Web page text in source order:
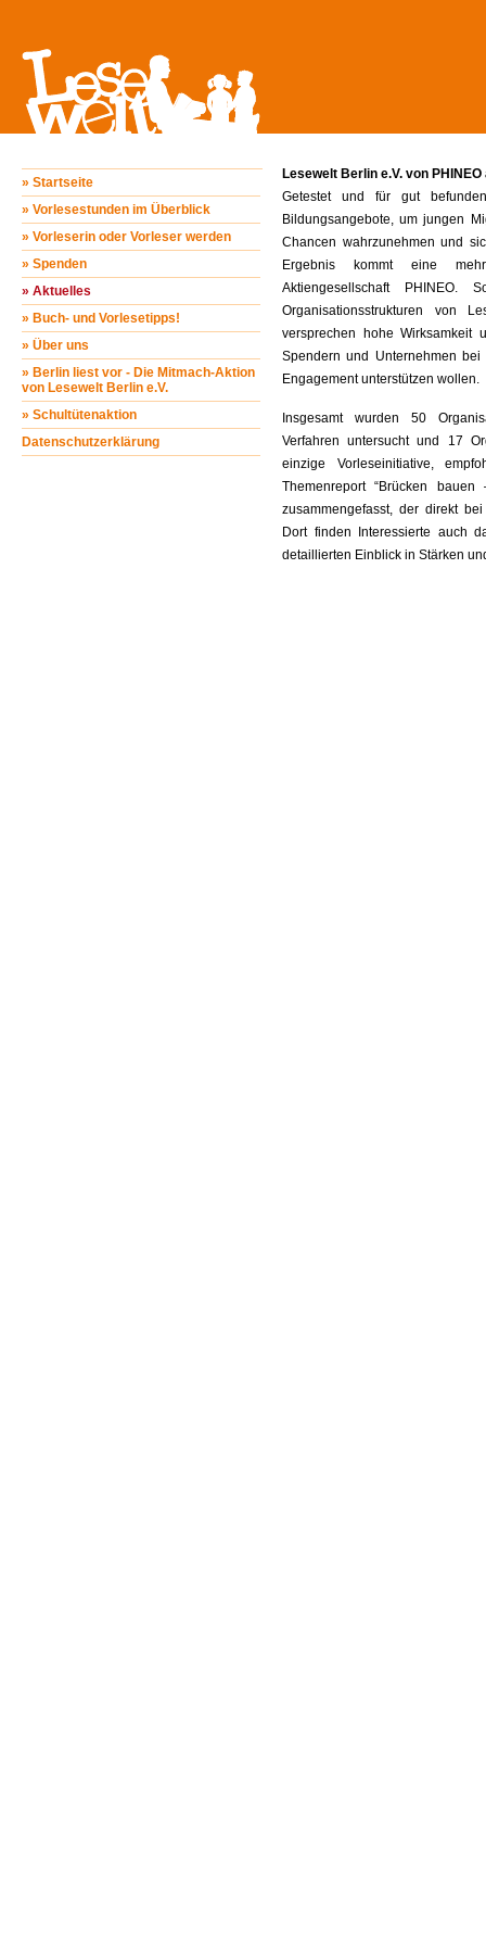
» Startseite
» Vorlesestunden im Überblick
» Vorleserin oder Vorleser werden
» Spenden
» Aktuelles
» Buch- und Vorlesetipps!
» Über uns
» Berlin liest vor - Die Mitmach-Aktion
von Lesewelt Berlin e.V.
» Schultütenaktion
Datenschutzerklärung
Lesewelt Berlin e.V. von
Getestet und für gut
Bildungsangebote, um jungen
Chancen wahrzunehmen und
Ergebnis kommt eine
Aktiengesellschaft
Organisationsstrukturen von
versprechen hohe Wirksamkeit
Spendern und Unternehmen
Engagement unterstützen wollen.
Insgesamt wurden 50
Verfahren untersucht und 17
einzige Vorleseinitiative,
Themenreport “Brücken
zusammengefasst, der direkt
Dort finden Interessierte auch
detaillierten Einblick in Stärken